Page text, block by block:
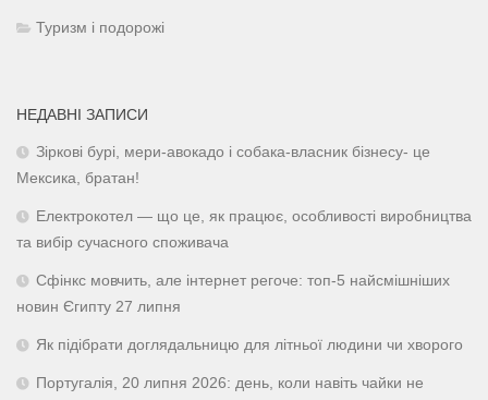
Туризм і подорожі
НЕДАВНІ ЗАПИСИ
Зіркові бурі, мери-авокадо і собака-власник бізнесу- це
Мексика, братан!
Електрокотел — що це, як працює, особливості виробництва
та вибір сучасного споживача
Сфінкс мовчить, але інтернет регоче: топ-5 найсмішніших
новин Єгипту 27 липня
Як підібрати доглядальницю для літньої людини чи хворого
Португалія, 20 липня 2026: день, коли навіть чайки не